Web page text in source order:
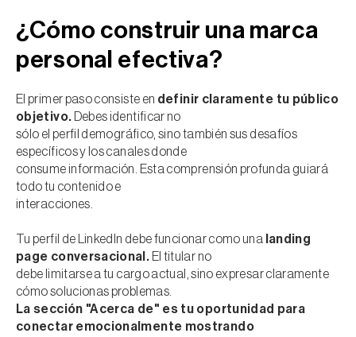
¿Cómo construir una marca
personal efectiva?
El primer paso consiste en definir claramente tu público
objetivo. Debes identificar no
sólo el perfil demográfico, sino también sus desafíos
específicos y los canales donde
consume información. Esta comprensión profunda guiará
todo tu contenido e
interacciones.
Tu perfil de LinkedIn debe funcionar como una landing
page conversacional. El titular no
debe limitarse a tu cargo actual, sino expresar claramente
cómo solucionas problemas.
La sección "Acerca de" es tu oportunidad para
conectar emocionalmente mostrando